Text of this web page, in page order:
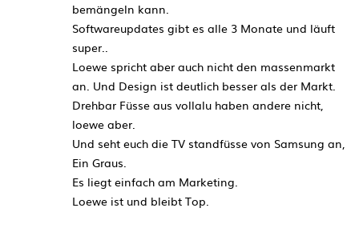
bemängeln kann.
Softwareupdates gibt es alle 3 Monate und läuft
super..
Loewe spricht aber auch nicht den massenmarkt
an. Und Design ist deutlich besser als der Markt.
Drehbar Füsse aus vollalu haben andere nicht,
loewe aber.
Und seht euch die TV standfüsse von Samsung an,
Ein Graus.
Es liegt einfach am Marketing.
Loewe ist und bleibt Top.